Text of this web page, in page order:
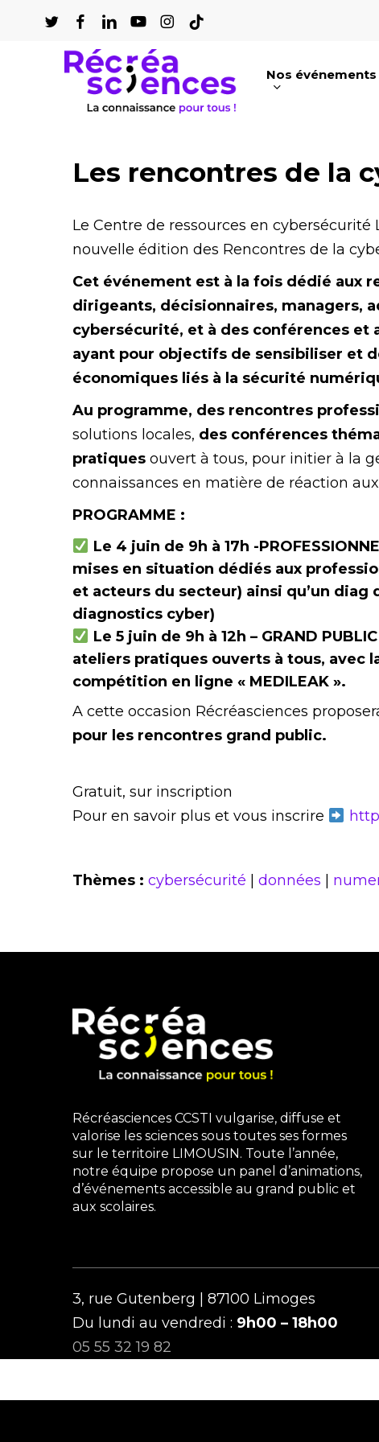
Nos événements
Les rencontres de la
Le Centre de ressources en
nouvelle édition des Rencontres de la
Cet événement est à la fois dédié aux
dirigeants, décisionnaires, managers,
cybersécurité, et à des conférences et
ayant pour objectifs de sensibiliser et
économiques liés à la sécurité
Au programme, des rencontres
solutions locales, des conférences
pratiques ouvert à tous, pour initier à la
connaissances en matière de réaction
PROGRAMME :
Le 4 juin de 9h à 17h -
mises en situation dédiés aux
et acteurs du secteur) ainsi qu’un
diagnostics cyber)
Le 5 juin de 9h à 12h – GRAND
ateliers pratiques ouverts à tous, avec
compétition en ligne « MEDILEAK ».
A cette occasion Récréasciences
pour les rencontres grand public.
Gratuit, sur inscription
Pour en savoir plus et vous inscrire
Thèmes : cybersécurité données
Récréasciences CCSTI vulgarise, diffuse et
valorise les sciences sous toutes ses formes
sur le territoire LIMOUSIN. Toute l’année,
notre équipe propose un panel d’animations,
d’événements accessible au grand public et
aux scolaires.
3, rue Gutenberg | 87100 Limoges
Du lundi au vendredi : 9h00 – 18h00
05 55 32 19 82